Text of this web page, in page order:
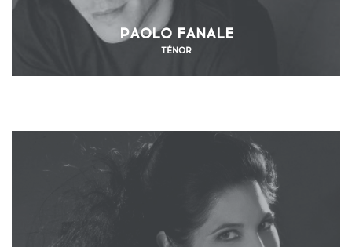
PAOLO FANALE
TÉNOR